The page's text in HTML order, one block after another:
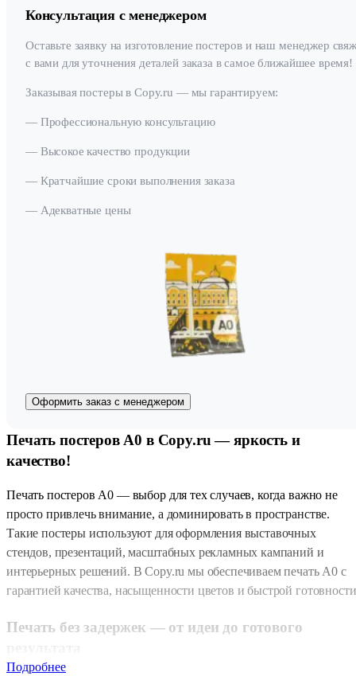
Консультация с менеджером
Оставьте заявку на изготовление постеров и наш менеджер
с вами для уточнения деталей заказа в самое ближайшее время!
Заказывая постеры в Copy.ru — мы гарантируем:
— Профессиональную консультацию
— Высокое качество продукции
— Кратчайшие сроки выполнения заказа
— Адекватные цены
Оформить заказ с менеджером
Печать постеров А0 в Copy.ru — яркость и
качество!
Печать постеров А0 — выбор для тех случаев, когда важно не
просто привлечь внимание, а доминировать в пространстве.
Такие постеры используют для оформления выставочных
стендов, презентаций, масштабных рекламных кампаний и
интерьерных решений. В Copy.ru мы обеспечиваем печать А0 с
гарантией качества, насыщенности цветов и быстрой
Печать без задержек — от идеи до готового
Подробнее